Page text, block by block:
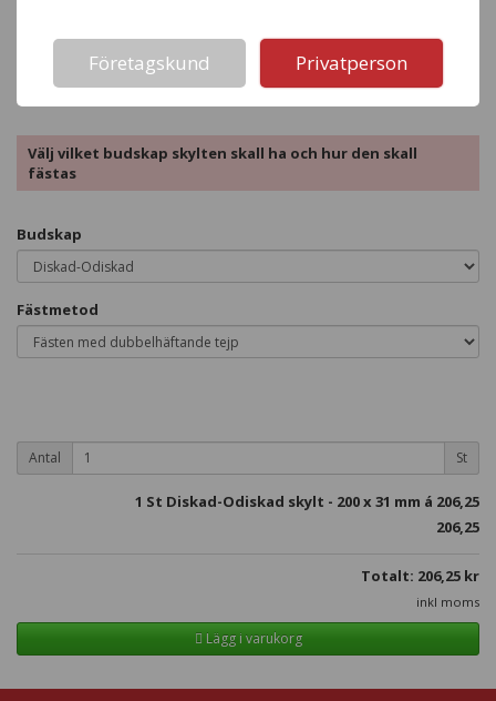
Beställ denna produkt
Välj vilket budskap skylten skall ha och hur den skall
fästas
Budskap
Fästmetod
Antal St
1 St Diskad-Odiskad skylt - 200 x 31 mm á 206,25
206,25
Totalt: 206,25 kr
inkl moms
Lägg i varukorg
Företagskund Privatperson